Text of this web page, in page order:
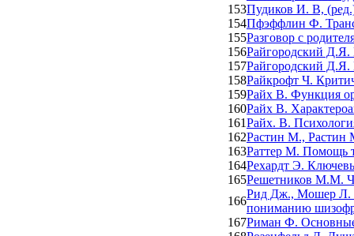
153Пудиков И. В,
154Пфэффлин Ф.
155Разговор с
156Райгородский Д.Я.
157Райгородский Д.Я.
158Райкрофт Ч.
159Райх В. Функция
160Райх В.
161Райх. В.
162Растин М., Растин
163Раттер М. Помощь
164Рехардт Э.
165Решетников М.М.
166
Рид Дж., Мошер Л.
пониманию
167Риман Ф. Основные